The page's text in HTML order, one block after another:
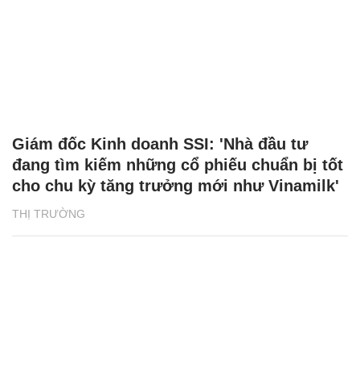
THỊ TRƯỜNG
Giám đốc Kinh doanh SSI: 'Nhà đầu tư
đang tìm kiếm những cổ phiếu chuẩn bị tốt
cho chu kỳ tăng trưởng mới như Vinamilk'